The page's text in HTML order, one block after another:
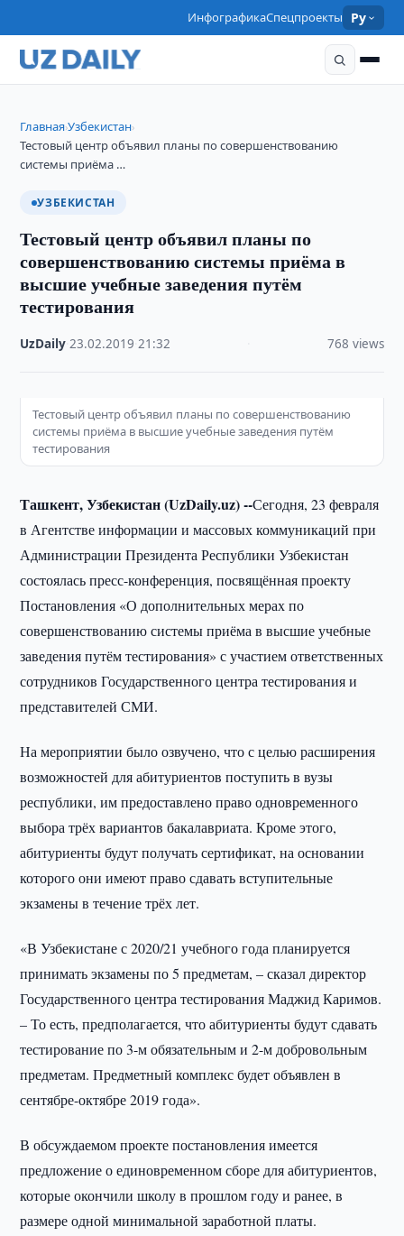
ИнфографикаСпецпроекты Ру
Главная›Узбекистан›
Тестовый центр объявил планы по совершенствованию
системы приёма …
УЗБЕКИСТАН
Тестовый центр объявил планы по
совершенствованию системы приёма в
высшие учебные заведения путём
тестирования
UzDaily ·23.02.2019 ·21:32 768 views
Тестовый центр объявил планы по совершенствованию
системы приёма в высшие учебные заведения путём
тестирования
Ташкент, Узбекистан (UzDaily.uz) --Сегодня, 23 февраля
в Агентстве информации и массовых коммуникаций при
Администрации Президента Республики Узбекистан
состоялась пресс-конференция, посвящённая проекту
Постановления «О дополнительных мерах по
совершенствованию системы приёма в высшие учебные
заведения путём тестирования» с участием ответственных
сотрудников Государственного центра тестирования и
представителей СМИ.
На мероприятии было озвучено, что с целью расширения
возможностей для абитуриентов поступить в вузы
республики, им предоставлено право одновременного
выбора трёх вариантов бакалавриата. Кроме этого,
абитуриенты будут получать сертификат, на основании
которого они имеют право сдавать вступительные
экзамены в течение трёх лет.
«В Узбекистане с 2020/21 учебного года планируется
принимать экзамены по 5 предметам, – сказал директор
Государственного центра тестирования Маджид Каримов.
– То есть, предполагается, что абитуриенты будут сдавать
тестирование по 3-м обязательным и 2-м добровольным
предметам. Предметный комплекс будет объявлен в
сентябре-октябре 2019 года».
В обсуждаемом проекте постановления имеется
предложение о единовременном сборе для абитуриентов,
которые окончили школу в прошлом году и ранее, в
размере одной минимальной заработной платы.